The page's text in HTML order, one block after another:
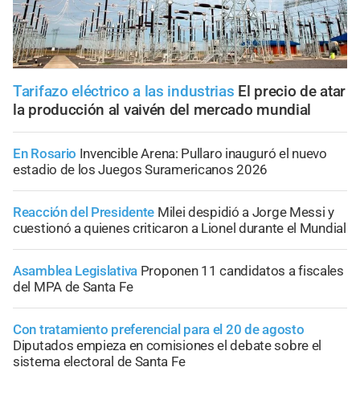
Tarifazo eléctrico a las industrias El precio de atar
la producción al vaivén del mercado mundial
En Rosario Invencible Arena: Pullaro inauguró el nuevo
estadio de los Juegos Suramericanos 2026
Reacción del Presidente Milei despidió a Jorge Messi y
cuestionó a quienes criticaron a Lionel durante el Mundial
Asamblea Legislativa Proponen 11 candidatos a fiscales
del MPA de Santa Fe
Con tratamiento preferencial para el 20 de agosto
Diputados empieza en comisiones el debate sobre el
sistema electoral de Santa Fe